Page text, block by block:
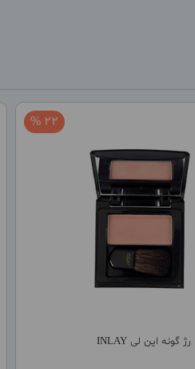
رژ گونه این لی INLAY
22 %